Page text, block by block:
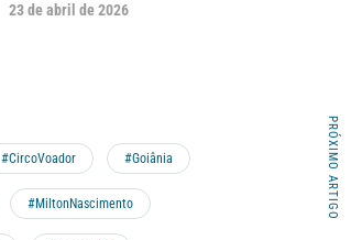
PRÓXIMO ARTIGO
23 de abril de 2026
#CircoVoador #Goiânia
#MiltonNascimento